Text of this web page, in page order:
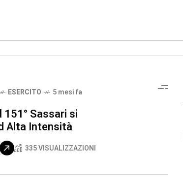
ESERCITO 5 mesi fa
151° Sassari si
Alta Intensità
335 VISUALIZZAZIONI